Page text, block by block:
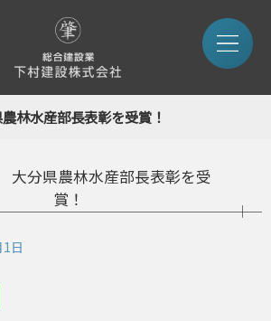
林水産部長表彰を受賞！
分県農林水産部長表彰を受
賞！
日